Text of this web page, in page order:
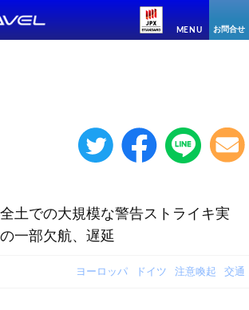
MENU お問合せ
土での大規模な警告ストライキ実
一部欠航、遅延
ヨーロッパ ドイツ 注意喚起 交通